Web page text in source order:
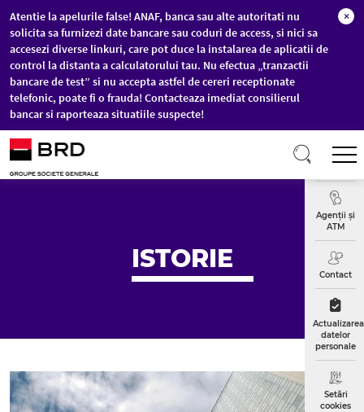
Sari la conținutul principal
Atentie la apelurile false! ANAF, banca sau alte autoritati nu
solicita sa furnizezi date bancare sau coduri de access, si nici sa
accesezi diverse linkuri, care pot duce la instalarea de aplicatii de
control la distanta a calculatorului tau. Nu efectua „tranzactii
bancare de test” si nu accepta astfel de cereri receptionate
telefonic, poate fi o frauda! Contacteaza imediat consilierul
bancar si raporteaza situatiile suspecte!
×
Curs
Agenții și
ATM
Contact
Actualizarea
datelor
personale
Setări
cookies
ISTORIE